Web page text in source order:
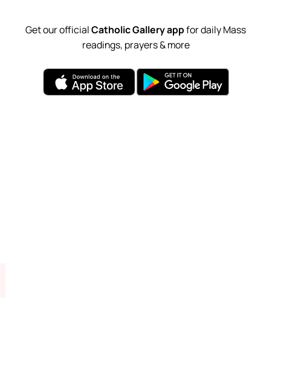
Get our officialCatholic Gallery appfor daily Mass
readings, prayers & more